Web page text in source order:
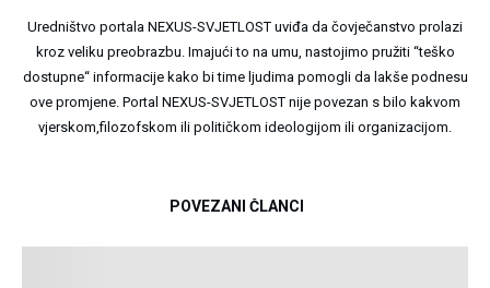
Uredništvo portala NEXUS-SVJETLOST uviđa da čovječanstvo prolazi
kroz veliku preobrazbu. Imajući to na umu, nastojimo pružiti “teško
dostupne“ informacije kako bi time ljudima pomogli da lakše podnesu
ove promjene. Portal NEXUS-SVJETLOST nije povezan s bilo kakvom
vjerskom,filozofskom ili političkom ideologijom ili organizacijom.
POVEZANI ČLANCI